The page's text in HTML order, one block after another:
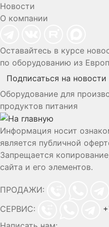
Новости
О компании
Оставайтесь в курсе
по оборудованию из
Подписаться на новости
Оборудование для
продуктов питания
Информация носит
является публичной
Запрещается
сайта и его элементов.
ПРОДАЖИ:
СЕРВИС: